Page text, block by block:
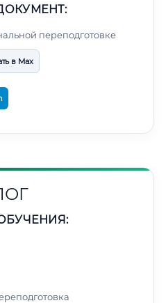
переподготовке
в Max